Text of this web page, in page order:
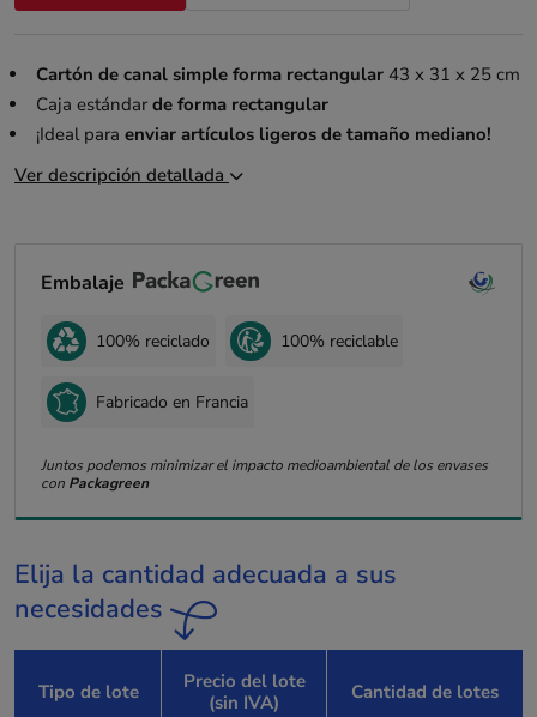
Cartón de canal simple forma rectangular43 x 31 x 25 cm
Caja estándar de forma rectangular
¡Ideal para enviar artículos ligeros de tamaño mediano!
Ver descripción detallada
Embalaje
100% reciclado 100% reciclable
Fabricado en Francia
Juntos podemos minimizar el impacto medioambiental de los envases
con Packagreen
Elija la cantidad adecuada a sus
necesidades
Tipo de lote
Precio del lote
(sin IVA)
Cantidad de lotes